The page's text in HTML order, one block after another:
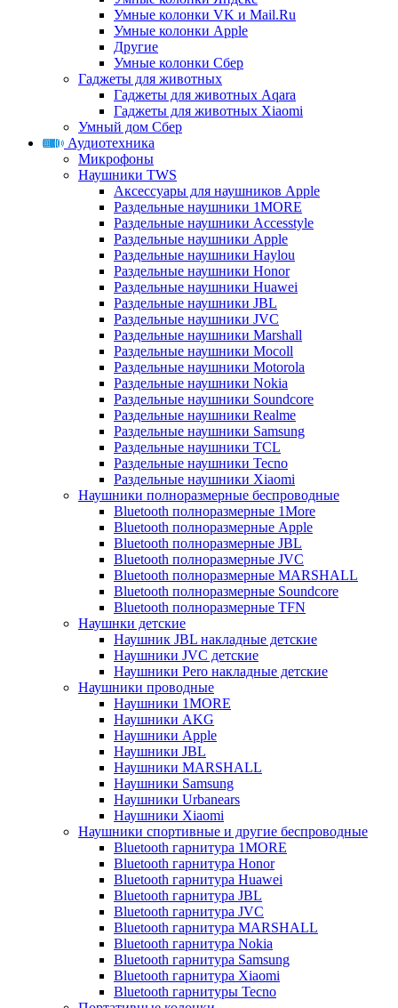
Умные колонки VK и Mail.Ru
Умные колонки Apple
Другие
Умные колонки Сбер
Гаджеты для животных
Гаджеты для животных Aqara
Гаджеты для животных Xiaomi
Умный дом Сбер
Аудиотехника
Микрофоны
Наушники TWS
Аксессуары для наушников Apple
Раздельные наушники 1MORE
Раздельные наушники Accesstyle
Раздельные наушники Apple
Раздельные наушники Haylou
Раздельные наушники Honor
Раздельные наушники Huawei
Раздельные наушники JBL
Раздельные наушники JVC
Раздельные наушники Marshall
Раздельные наушники Mocoll
Раздельные наушники Motorola
Раздельные наушники Nokia
Раздельные наушники Soundcore
Раздельные наушники Realme
Раздельные наушники Samsung
Раздельные наушники TCL
Раздельные наушники Tecno
Раздельные наушники Xiaomi
Наушники полноразмерные беспроводные
Bluetooth полноразмерные 1More
Bluetooth полноразмерные Apple
Bluetooth полноразмерные JBL
Bluetooth полноразмерные JVC
Bluetooth полноразмерные MARSHALL
Bluetooth полноразмерные Soundcore
Bluetooth полноразмерные TFN
Наушнки детские
Наушник JBL накладные детские
Наушники JVC детские
Наушники Pero накладные детские
Наушники проводные
Наушники 1MORE
Наушники AKG
Наушники Apple
Наушники JBL
Наушники MARSHALL
Наушники Samsung
Наушники Urbanears
Наушники Xiaomi
Наушники спортивные и другие беспроводные
Bluetooth гарнитура 1MORE
Bluetooth гарнитура Honor
Bluetooth гарнитура Huawei
Bluetooth гарнитура JBL
Bluetooth гарнитура JVC
Bluetooth гарнитура MARSHALL
Bluetooth гарнитура Nokia
Bluetooth гарнитура Samsung
Bluetooth гарнитура Xiaomi
Bluetooth гарнитуры Tecno